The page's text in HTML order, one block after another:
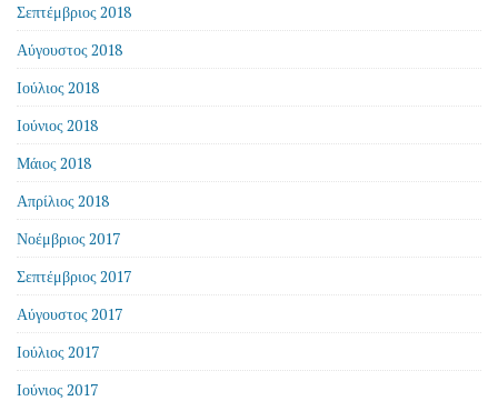
Σεπτέμβριος 2018
Αύγουστος 2018
Ιούλιος 2018
Ιούνιος 2018
Μάιος 2018
Απρίλιος 2018
Νοέμβριος 2017
Σεπτέμβριος 2017
Αύγουστος 2017
Ιούλιος 2017
Ιούνιος 2017